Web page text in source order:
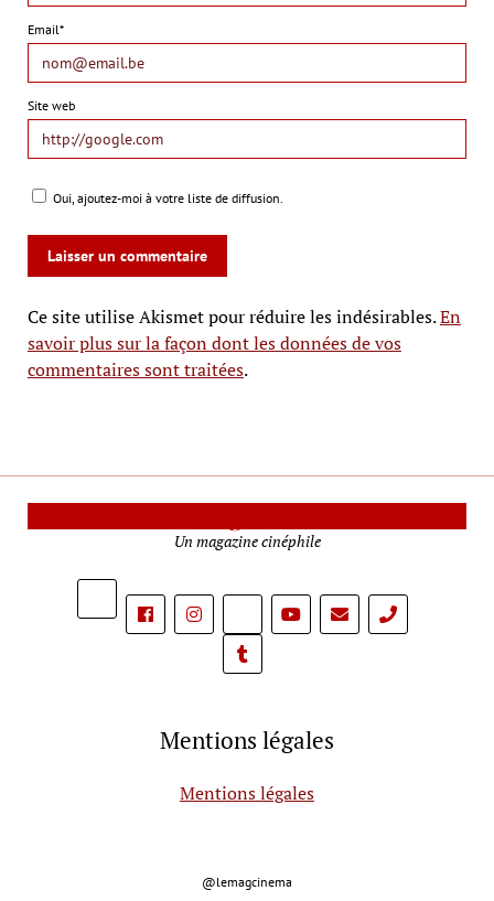
Email*
Site web
Oui, ajoutez-moi à votre liste de diffusion.
Ce site utilise Akismet pour réduire les indésirables.En
savoir plus sur la façon dont les données de vos
commentaires sont traitées.
Un magazine cinéphile
phone
Mentions légales
Mentions légales
@lemagcinema